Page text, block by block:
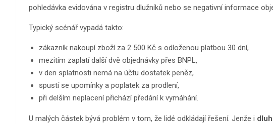
pohledávka evidována v registru dlužníků nebo se negativní informace
Typický scénář vypadá takto:
zákazník nakoupí zboží za 2 500 Kč s odloženou platbou 30 dní,
mezitím zaplatí další dvě objednávky přes BNPL,
v den splatnosti nemá na účtu dostatek peněz,
spustí se upomínky a poplatek za prodlení,
při delším neplacení přichází předání k vymáhání.
U malých částek bývá problém v tom, že lidé odkládají řešení. Jenže i